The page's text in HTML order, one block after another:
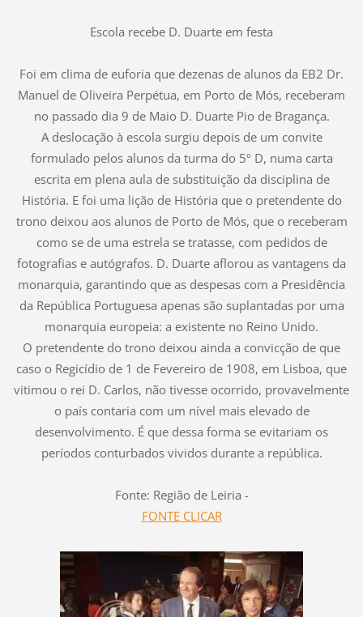
Escola recebe D. Duarte em festa
Foi em clima de euforia que dezenas de alunos da EB2 Dr.
Manuel de Oliveira Perpétua, em Porto de Mós, receberam
no passado dia 9 de Maio D. Duarte Pio de Bragança.
A deslocação à escola surgiu depois de um convite
formulado pelos alunos da turma do 5º D, numa carta
escrita em plena aula de substituição da disciplina de
História. E foi uma lição de História que o pretendente do
trono deixou aos alunos de Porto de Mós, que o receberam
como se de uma estrela se tratasse, com pedidos de
fotografias e autógrafos. D. Duarte aflorou as vantagens da
monarquia, garantindo que as despesas com a Presidência
da República Portuguesa apenas são suplantadas por uma
monarquia europeia: a existente no Reino Unido.
O pretendente do trono deixou ainda a convicção de que
caso o Regicídio de 1 de Fevereiro de 1908, em Lisboa, que
vitimou o rei D. Carlos, não tivesse ocorrido, provavelmente
o país contaria com um nível mais elevado de
desenvolvimento. É que dessa forma se evitariam os
períodos conturbados vividos durante a república.
Fonte: Região de Leiria -
FONTE CLICAR